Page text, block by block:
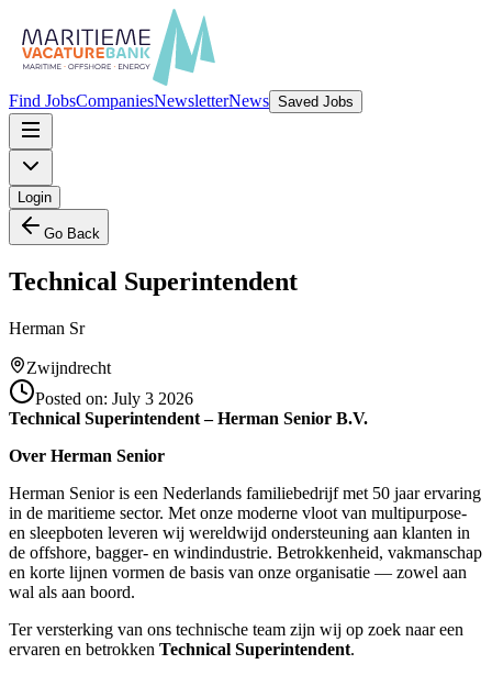
Find JobsCompaniesNewsletterNews Saved Jobs
Login
Go Back
Technical Superintendent
Herman Sr
Zwijndrecht
Posted on: July 3 2026
Technical Superintendent – Herman Senior B.V.
Over Herman Senior
Herman Senior is een Nederlands familiebedrijf met 50 jaar ervaring
in de maritieme sector. Met onze moderne vloot van multipurpose-
en sleepboten leveren wij wereldwijd ondersteuning aan klanten in
de offshore, bagger- en windindustrie. Betrokkenheid, vakmanschap
en korte lijnen vormen de basis van onze organisatie — zowel aan
wal als aan boord.
Ter versterking van ons technische team zijn wij op zoek naar een
ervaren en betrokken Technical Superintendent.